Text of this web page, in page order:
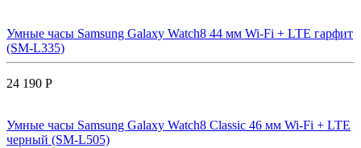
Умные часы Samsung Galaxy Watch8 44 мм Wi-Fi + LTE гарфит
(SM-L335)
24 190 Р
Умные часы Samsung Galaxy Watch8 Classic 46 мм Wi-Fi + LTE
черный (SM-L505)